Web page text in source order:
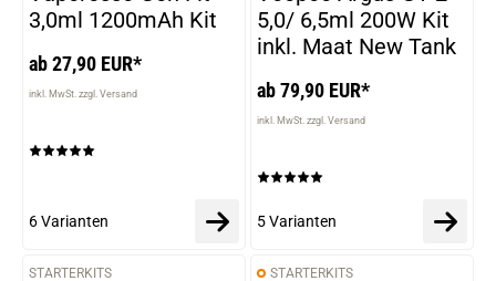
3,0ml 1200mAh Kit
ab 27,90 EUR*
inkl. MwSt. zzgl. Versand
6 Varianten
5,0/ 6,5ml 200W Kit
inkl. Maat New Tank
ab 79,90 EUR*
inkl. MwSt. zzgl. Versand
5 Varianten
STARTERKITS STARTERKITS